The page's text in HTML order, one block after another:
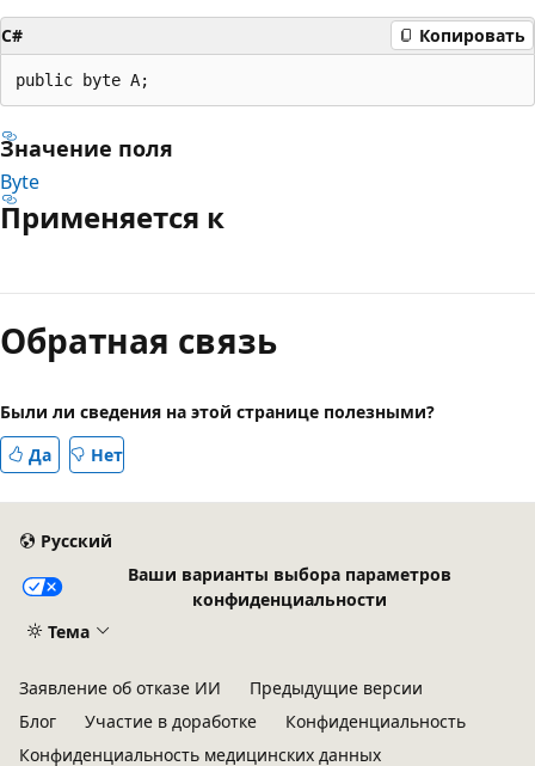
C# Копировать
public byte A;
Значение поля
Byte
Применяется к
чтения
выключен
Обратная связь
Были ли сведения на этой странице полезными?
Да
Нет
Русский
Ваши варианты выбора параметров
конфиденциальности
Тема
Заявление об отказе ИИ
Предыдущие версии
Блог
Участие в доработке
Конфиденциальность
Конфиденциальность медицинских данных